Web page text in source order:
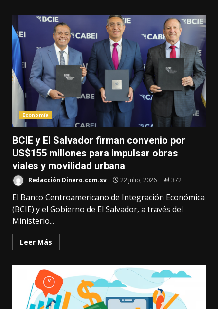
Economía
BCIE y El Salvador firman convenio por
US$155 millones para impulsar obras
viales y movilidad urbana
Redacción Dinero.com.sv 22 julio, 2026 372
El Banco Centroamericano de Integración Económica
(BCIE) y el Gobierno de El Salvador, a través del
Ministerio...
Leer Más